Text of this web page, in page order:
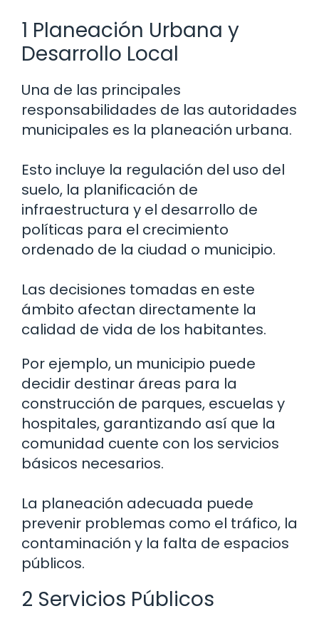
1 Planeación Urbana y
Desarrollo Local
Una de las principales
responsabilidades de las autoridades
municipales es la planeación urbana.
Esto incluye la regulación del uso del
suelo, la planificación de
infraestructura y el desarrollo de
políticas para el crecimiento
ordenado de la ciudad o municipio.
Las decisiones tomadas en este
ámbito afectan directamente la
calidad de vida de los habitantes.
Por ejemplo, un municipio puede
decidir destinar áreas para la
construcción de parques, escuelas y
hospitales, garantizando así que la
comunidad cuente con los servicios
básicos necesarios.
La planeación adecuada puede
prevenir problemas como el tráfico, la
contaminación y la falta de espacios
públicos.
2 Servicios Públicos